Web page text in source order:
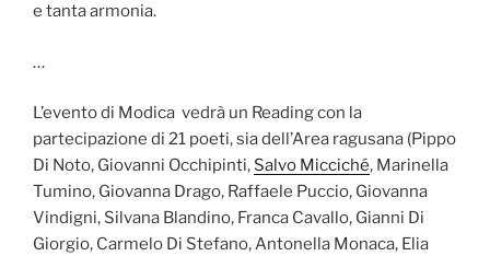
e tanta armonia.
…
L’evento di Modica vedrà un Reading con la
partecipazione di 21 poeti, sia dell’Area ragusana (Pippo
Di Noto, Giovanni Occhipinti, Salvo Micciché, Marinella
Tumino, Giovanna Drago, Raffaele Puccio, Giovanna
Vindigni, Silvana Blandino, Franca Cavallo, Gianni Di
Giorgio, Carmelo Di Stefano, Antonella Monaca, Elia